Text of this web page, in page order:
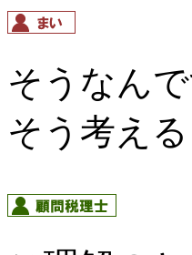
そうなんで
そう考え